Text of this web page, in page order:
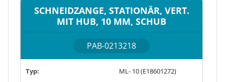
SCHNEIDZANGE, STATIONÄR, VERT.
MIT HUB, 10 MM, SCHUB
PAB-0213218
Typ: ML- 10 (E18601272)